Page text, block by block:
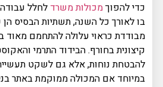
כדי להפוךמכולות משרד לחלל
בו לאורך כל השנה, תשתיות הבסיס הן
מבודדת כראוי עלולה להתחמם מאוד
קיצונית בחורף. הבידוד התרמי
להבטחת נוחות, אלא גם לשקט
במיוחד אם המכולה ממוקמת באתר